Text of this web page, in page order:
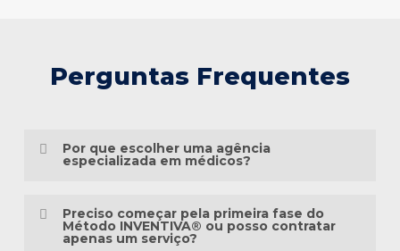
Perguntas Frequentes
Por que escolher uma agência
especializada em médicos?
mais do que conhecimento em publicidade.
Preciso começar pela primeira fase do
Método INVENTIVA® ou posso contratar
apenas um serviço?